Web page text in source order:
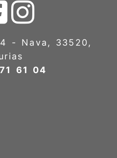
4 - Nava, 33520,
61 04